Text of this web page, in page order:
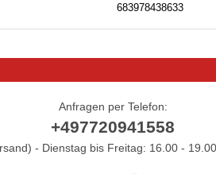
683978438633
Anfragen per Telefon:
+497720941558
- Dienstag bis Freitag: 16.00 -